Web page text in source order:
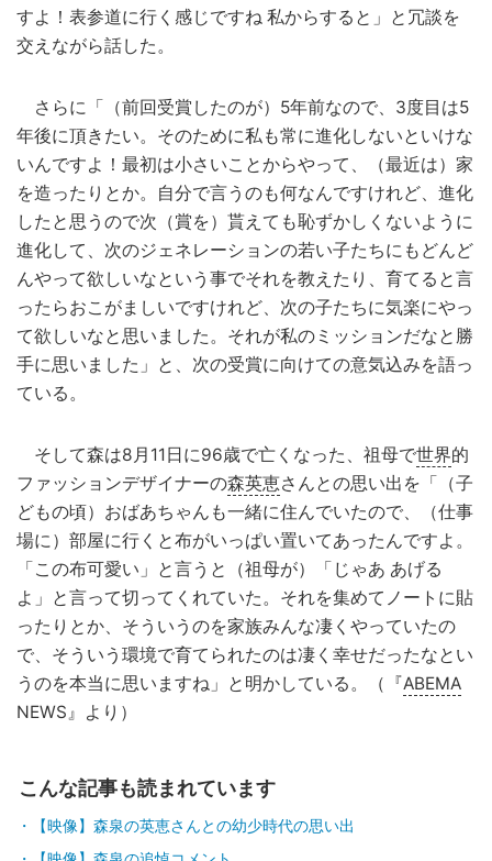
すよ！表参道に行く感じですね 私からすると」と冗談を
交えながら話した。
さらに「（前回受賞したのが）5年前なので、3度目は5
年後に頂きたい。そのために私も常に進化しないといけな
いんですよ！最初は小さいことからやって、（最近は）家
を造ったりとか。自分で言うのも何なんですけれど、進化
したと思うので次（賞を）貰えても恥ずかしくないように
進化して、次のジェネレーションの若い子たちにもどんど
んやって欲しいなという事でそれを教えたり、育てると言
ったらおこがましいですけれど、次の子たちに気楽にやっ
て欲しいなと思いました。それが私のミッションだなと勝
手に思いました」と、次の受賞に向けての意気込みを語っ
ている。
そして森は8月11日に96歳で亡くなった、祖母で世界的
ファッションデザイナーの森英恵さんとの思い出を「（子
どもの頃）おばあちゃんも一緒に住んでいたので、（仕事
場に）部屋に行くと布がいっぱい置いてあったんですよ。
「この布可愛い」と言うと（祖母が）「じゃあ あげる
よ」と言って切ってくれていた。それを集めてノートに貼
ったりとか、そういうのを家族みんな凄くやっていたの
で、そういう環境で育てられたのは凄く幸せだったなとい
うのを本当に思いますね」と明かしている。（『ABEMA
NEWS』より）
こんな記事も読まれています
【映像】森泉の英恵さんとの幼少時代の思い出